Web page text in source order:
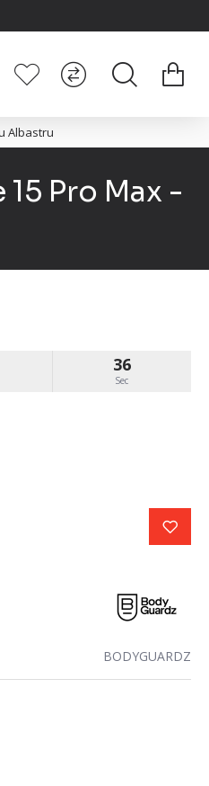
Albastru
Pro Max -
BODYGUARDZ
35
Sec